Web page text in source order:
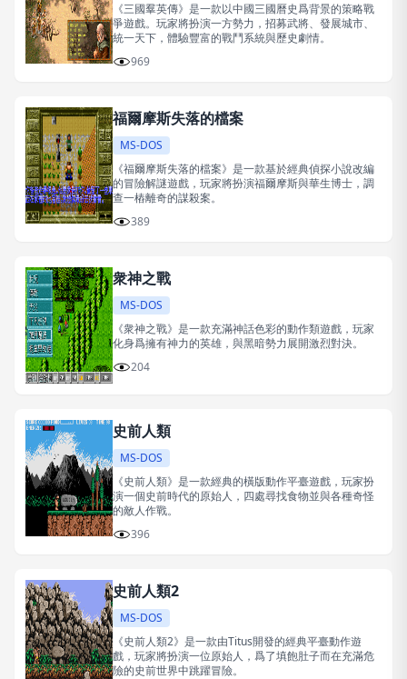
《三國羣英傳》是一款以中國三國曆史爲背景的策略戰
爭遊戲。玩家將扮演一方勢力，招募武將、發展城市、
統一天下，體驗豐富的戰鬥系統與歷史劇情。
969
福爾摩斯失落的檔案
MS-DOS
《福爾摩斯失落的檔案》是一款基於經典偵探小說改編
的冒險解謎遊戲，玩家將扮演福爾摩斯與華生博士，調
查一樁離奇的謀殺案。
389
衆神之戰
MS-DOS
《衆神之戰》是一款充滿神話色彩的動作類遊戲，玩家
化身爲擁有神力的英雄，與黑暗勢力展開激烈對決。
204
史前人類
MS-DOS
《史前人類》是一款經典的橫版動作平臺遊戲，玩家扮
演一個史前時代的原始人，四處尋找食物並與各種奇怪
的敵人作戰。
396
史前人類2
MS-DOS
《史前人類2》是一款由Titus開發的經典平臺動作遊
戲，玩家將扮演一位原始人，爲了填飽肚子而在充滿危
險的史前世界中跳躍冒險。